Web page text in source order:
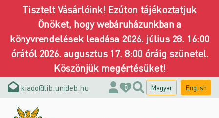
Tisztelt Vásárlóink! Ezúton tájékoztatjuk
Önöket, hogy webáruházunkban a
könyvrendelések leadása 2026. július 28. 16:00
órától 2026. augusztus 17. 8:00 óráig szünetel.
Köszönjük megértésüket!
kiado@lib.unideb.hu 0 Magyar English